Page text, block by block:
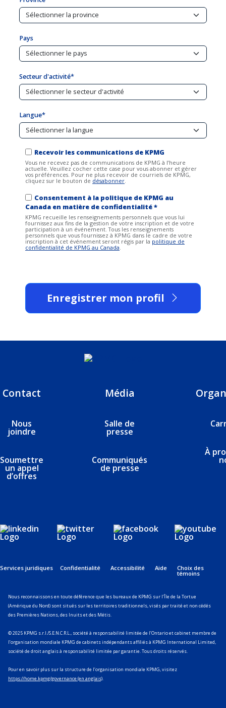
Pays
Secteur d'activité*
Langue*
Recevoir les communications de KPMG
Vous ne recevez pas de communications de KPMG à l’heure
actuelle. Veuillez cocher cette case pour vous abonner et gérer
vos préférences. Pour ne plus recevoir de courriels de KPMG,
cliquez sur le bouton de désabonner
Consentement à la politique de KPMG au
Canada en matière de confidentialité *
KPMG recueille les renseignements personnels que vous lui
fournissez aux fins de la gestion de votre inscription et de votre
participation à un événement. Tous les renseignements
personnels que vous fournissez à KPMG dans le cadre de votre
inscription à cet événement seront régis par la politique de
confidentialité de KPMG au Canada
Enregistrer mon profil
Contact
Nous
joindre
Soumettre
un appel
d’offres
Média
Salle de
presse
Communiqués
de presse
À
Services juridiques Confidentialité Accessibilité Aide Choix des
témoins
Nous reconnaissons en toute déférence que les bureaux de KPMG sur l’Île de la Tortue
(Amérique du Nord) sont situés sur les territoires traditionnels, visés par traité et non cédés
des Premières Nations, des Inuits et des Métis.
© 2025 KPMG s.r.l./S.E.N.C.R.L., société à responsabilité limitée de l’Ontario et cabinet membre de
l’organisation mondiale KPMG de cabinets indépendants affiliés à KPMG International Limited,
société de droit anglais à responsabilité limitée par garantie. Tous droits réservés.
Pour en savoir plus sur la structure de l’organisation mondiale KPMG, visitez
https://home.kpmg/governance (en anglais).